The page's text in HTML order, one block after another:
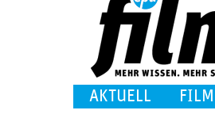
AKTUELL